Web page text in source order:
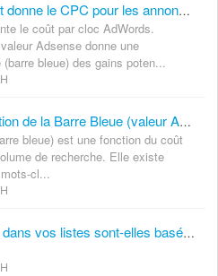
Est-ce que SECockpit donne le CPC pour les annonces AdWords ainsi qu'Adsense?
le coût par cloc AdWords.
Adsense donne une
bleue) des gains poten...
Quelle est la signification de la Barre Bleue (valeur Adsense)?
bleue) est une fonction du coût
de recherche. Elle existe
cl...
Les données du CPC dans vos listes sont-elles basées sur le réseau de contenu ou le réseau de recherche?